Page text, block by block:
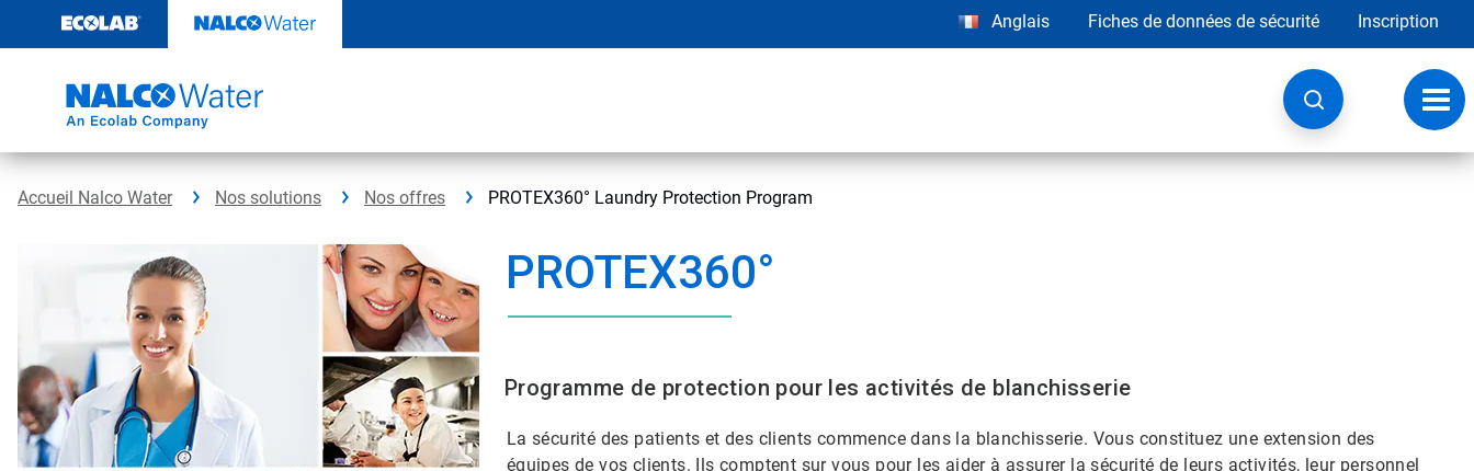
contenu
Anglais Fiches de données de sécurité Inscription
la
Accueil Nalco Water Nos solutions Nos offres PROTEX360° Laundry Protection Program
PROTEX360°
Programme de protection pour les activités de blanchisserie
La sécurité des patients et des clients commence dans la blanchisserie. Vous constituez une extension des
équipes de vos clients. Ils comptent sur vous pour les aider à assurer la sécurité de leurs activités, leur personnel